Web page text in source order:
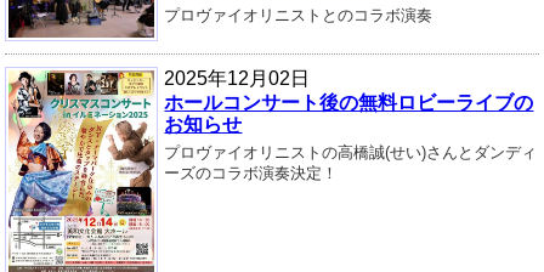
プロヴァイオリニストとのコラボ演奏
2025年12月02日
ホールコンサート後の無料ロビーライブの
お知らせ
プロヴァイオリニストの高橋誠(せい)さんとダンディ
ーズのコラボ演奏決定！